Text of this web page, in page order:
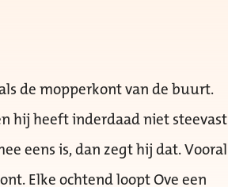
de mopperkont van de buurt.
hij heeft inderdaad niet steevast
eens is, dan zegt hij dat. Vooral
Elke ochtend loopt Ove een